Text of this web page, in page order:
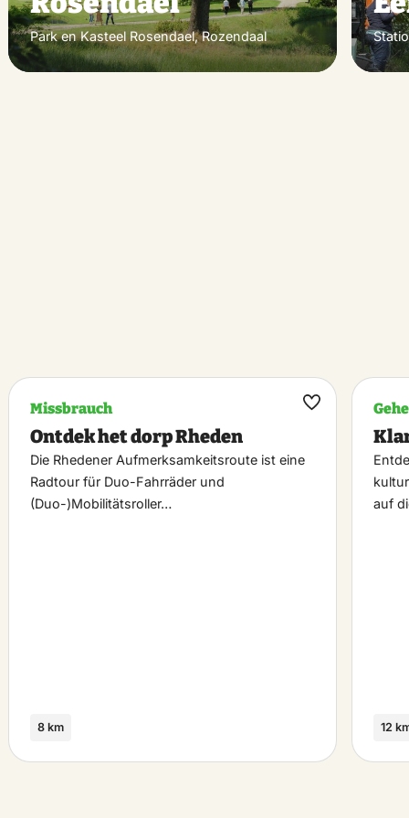
Park en Kasteel Rosendael, Rozendaal
Missbrauch
Ontdek het dorp Rheden
Die Rhedener Aufmerksamkeitsroute ist eine
Radtour für Duo-Fahrräder und
(Duo-)Mobilitätsroller…
8 km
Maak
auf
12